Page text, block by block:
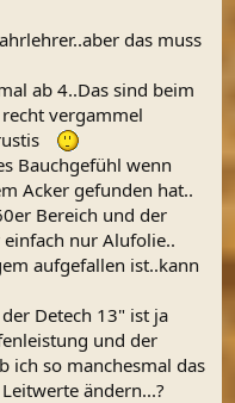
das muss
ab 4..Das sind beim
vergammel
Bauchgefühl wenn
Acker gefunden hat..
Bereich und der
nur Alufolie..
aufgefallen ist..kann
Detech 13" ist ja
und der
ich so manchesmal das
ändern...?